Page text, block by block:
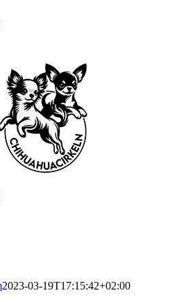
2023-03-19T17:15:42+02:00